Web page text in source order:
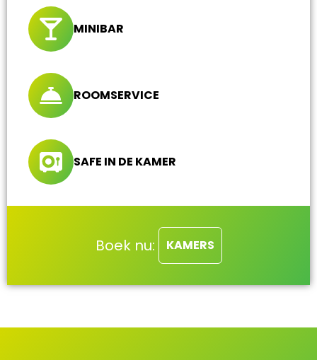
MINIBAR
ROOMSERVICE
SAFE IN DE KAMER
Boek nu: KAMERS